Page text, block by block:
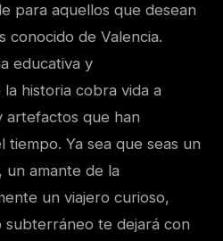
para aquellos que desean
conocido de Valencia.
educativa y
historia cobra vida a
artefactos que han
tiempo. Ya sea que seas un
un amante de la
un viajero curioso,
subterráneo te dejará con